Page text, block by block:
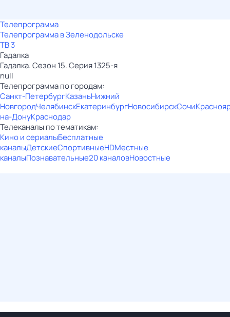
Телепрограмма
Телепрограмма в Зеленодольске
ТВ 3
Гадалка
Гадалка. Сезон 15. Серия 1325-я
null
Телепрограмма по городам:
Санкт-ПетербургКазаньНижний
НовгородЧелябинскЕкатеринбургНовосибирскСочи
на-ДонуКраснодар
Телеканалы по тематикам:
Кино и сериалыБесплатные
каналыДетскиеСпортивныеHDМестные
каналыПознавательные20 каналовНовостные